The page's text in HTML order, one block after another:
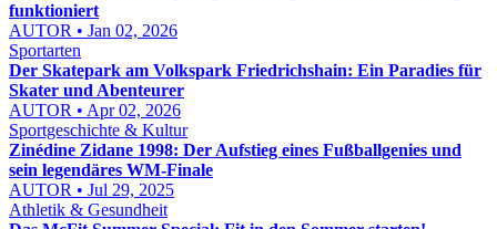
funktioniert
AUTOR • Jan 02, 2026
Sportarten
Der Skatepark am Volkspark Friedrichshain: Ein Paradies für
Skater und Abenteurer
AUTOR • Apr 02, 2026
Sportgeschichte & Kultur
Zinédine Zidane 1998: Der Aufstieg eines Fußballgenies und
sein legendäres WM-Finale
AUTOR • Jul 29, 2025
Athletik & Gesundheit